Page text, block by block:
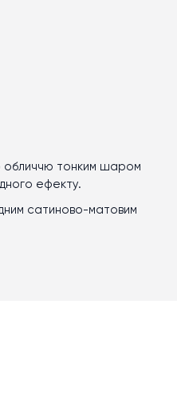
обличчю тонким шаром
ефекту.
сатиново-матовим